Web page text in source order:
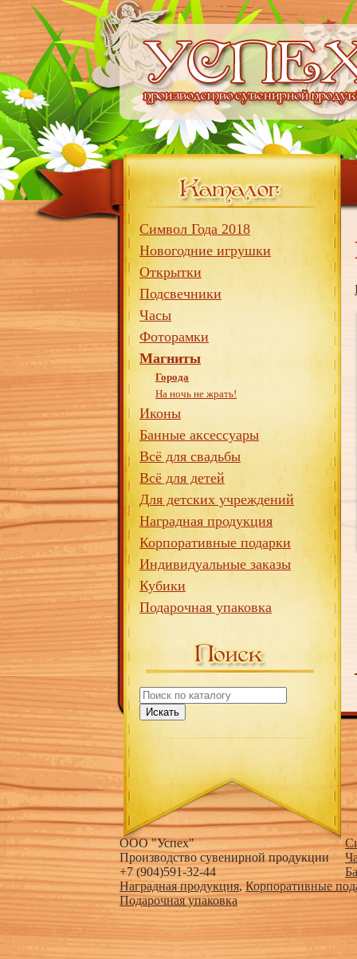
Символ Года 2018
Новогодние игрушки
Открытки
Подсвечники
Часы
Фоторамки
Магниты
Города
На ночь не жрать!
Иконы
Банные аксессуары
Всё для свадьбы
Всё для детей
Для детских учреждений
Наградная продукция
Корпоративные подарки
Индивидуальные заказы
Кубики
Подарочная упаковка
Искать
ООО "Успех"
Производство сувенирной продукции
+7 (904)591-32-44
Наградная продукция,Корпоративные
Подарочная упаковка